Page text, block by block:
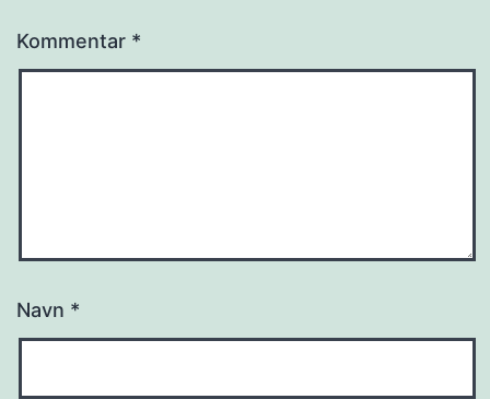
Kommentar *
Navn *